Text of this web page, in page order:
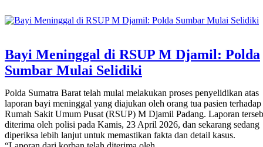
Bayi Meninggal di RSUP M Djamil: Polda
Sumbar Mulai Selidiki
Polda Sumatra Barat telah mulai melakukan proses penyelidikan atas
laporan bayi meninggal yang diajukan oleh orang tua pasien terhadap
Rumah Sakit Umum Pusat (RSUP) M Djamil Padang. Laporan
diterima oleh polisi pada Kamis, 23 April 2026, dan sekarang sedang
diperiksa lebih lanjut untuk memastikan fakta dan detail kasus.